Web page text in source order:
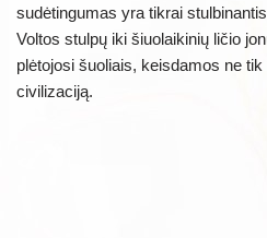
sudėtingumas yra tikrai
Voltos stulpų iki šiuolaikinių ličio
plėtojosi šuoliais, keisdamos ne
civilizaciją.